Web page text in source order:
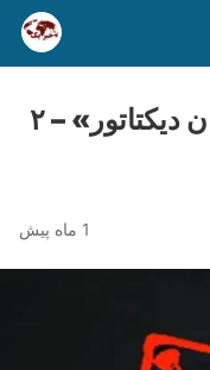
مستند «مرگ خامنه‌ای؛ پایان دیکتاتور» – ۲
1 ماه پیش